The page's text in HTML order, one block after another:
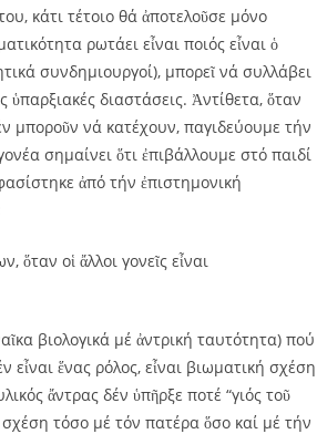
κάτι τέτοιο θά ἀποτελοῦσε μόνο
ρωτάει εἶναι ποιός εἶναι ὁ
συνδημιουργοί), μπορεῖ νά συλλάβει
διαστάσεις. Ἀντίθετα, ὅταν
μποροῦν νά κατέχουν, παγιδεύουμε τήν
σημαίνει ὅτι ἐπιβάλλουμε στό παιδί
ἀπό τήν ἐπιστημονική
ὅταν οἱ ἄλλοι γονεῖς εἶναι
βιολογικά μέ ἀντρική ταυτότητα) πού
εἶναι ἕνας ρόλος, εἶναι βιωματική σχέση
ἄντρας δέν ὑπῆρξε ποτέ “γιός τοῦ
τόσο μέ τόν πατέρα ὅσο καί μέ τήν